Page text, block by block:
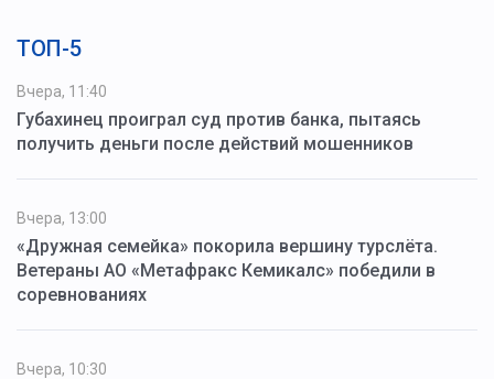
ТОП-5
Вчера, 11:40
Губахинец проиграл суд против банка, пытаясь
получить деньги после действий мошенников
Вчера, 13:00
«Дружная семейка» покорила вершину турслёта.
Ветераны АО «Метафракс Кемикалс» победили в
соревнованиях
Вчера, 10:30